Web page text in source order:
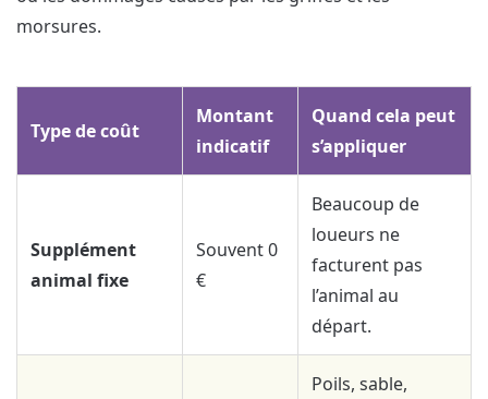
morsures.
Type de coût
Montant
indicatif
Quand cela peut
s’appliquer
Supplément
animal fixe
Souvent 0
€
Beaucoup de
loueurs ne
facturent pas
l’animal au
départ.
Poils, sable,